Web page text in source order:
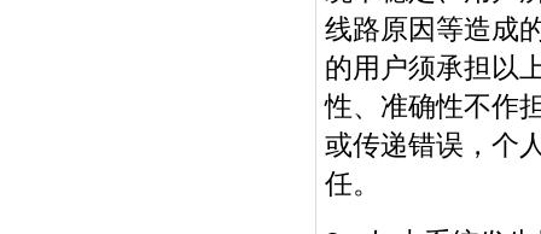
线路原因等造成
的用户须承担以
性、准确性不作
或传递错误，个
任。